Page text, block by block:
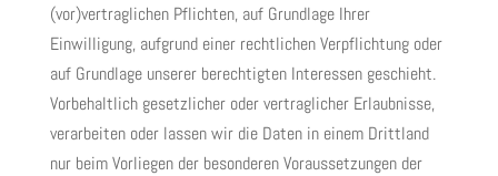
(vor)vertraglichen Pflichten, auf Grundlage Ihrer
Einwilligung, aufgrund einer rechtlichen Verpflichtung oder
auf Grundlage unserer berechtigten Interessen geschieht.
Vorbehaltlich gesetzlicher oder vertraglicher Erlaubnisse,
verarbeiten oder lassen wir die Daten in einem Drittland
nur beim Vorliegen der besonderen Voraussetzungen der